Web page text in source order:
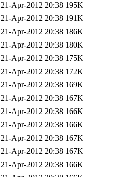
21-Apr-2012 20:38 195K
21-Apr-2012 20:38 191K
21-Apr-2012 20:38 186K
21-Apr-2012 20:38 180K
21-Apr-2012 20:38 175K
21-Apr-2012 20:38 172K
21-Apr-2012 20:38 169K
21-Apr-2012 20:38 167K
21-Apr-2012 20:38 166K
21-Apr-2012 20:38 166K
21-Apr-2012 20:38 167K
21-Apr-2012 20:38 167K
21-Apr-2012 20:38 166K